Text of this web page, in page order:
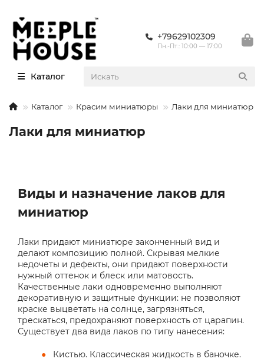
+79629102309
Пн.-Пт.: 10:00 — 17:00
Каталог
Каталог Красим миниатюры Лаки для миниатюр
Лаки для миниатюр
Виды и назначение лаков для
миниатюр
Лаки придают миниатюре законченный вид и
делают композицию полной. Скрывая мелкие
недочеты и дефекты, они придают поверхности
нужный оттенок и блеск или матовость.
Качественные лаки одновременно выполняют
декоративную и защитные функции: не позволяют
краске выцветать на солнце, загрязняться,
трескаться, предохраняют поверхность от царапин.
Существует два вида лаков по типу нанесения:
Кистью. Классическая жидкость в баночке.